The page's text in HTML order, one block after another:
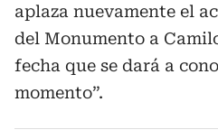
aplaza nuevamente el
del Monumento a
fecha que se dará a
momento”.